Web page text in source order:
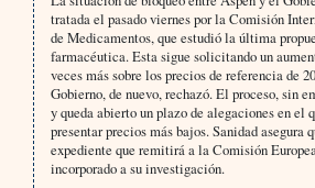
tratada el pasado viernes por la Comisión
de Medicamentos, que estudió la última
farmacéutica. Esta sigue solicitando un
veces más sobre los precios de referencia de
Gobierno, de nuevo, rechazó. El proceso, sin
y queda abierto un plazo de alegaciones en el
presentar precios más bajos. Sanidad asegura
expediente que remitirá a la Comisión
incorporado a su investigación.